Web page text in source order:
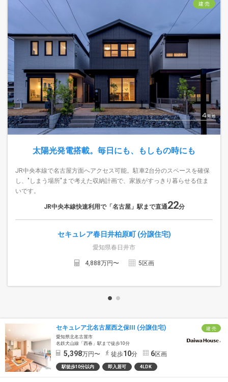
建 売
太陽光発電搭載。毎日にも、もしもの時にも
JR中央本線で名古屋方面へアクセス可能。駐車2台分のスペースを確保
し、"しまう場所"まで考えた収納計画で、家族がすっきり暮らせる住ま
いです。
JR中央本線快速利用で「名古屋」駅まで直通22分
セキュレア春日井柏原町 (分譲住宅)
愛知県春日井市
4,888万円〜 5 区画
建 売
セキュレア北名古屋西之保III (分譲住宅)
愛知県北名古屋市
名鉄犬山線「西春」駅まで徒歩10分
5,398万円〜 徒歩10分 6区画
駅徒歩10分以内 即入居可 4LDK